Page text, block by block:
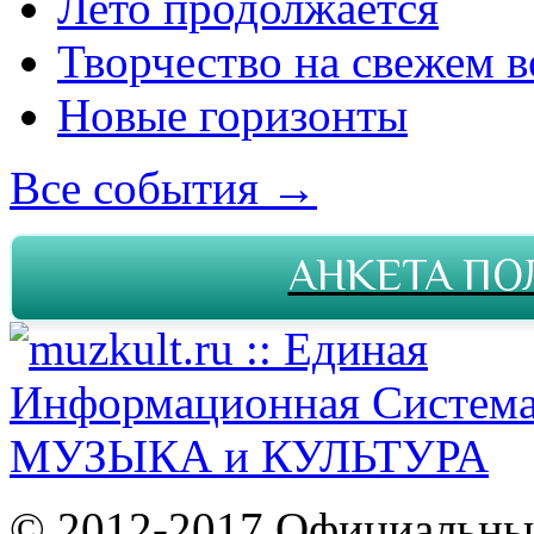
Творчество на свежем
Новые горизонты
Все события →
АНКЕТА